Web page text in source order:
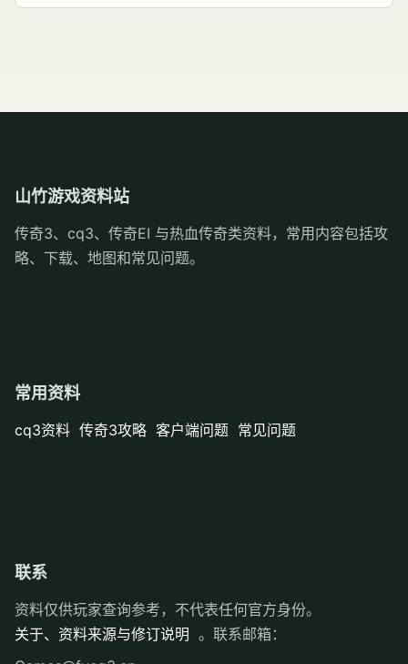
山竹游戏资料站
传奇3、cq3、传奇EI 与热血传奇类资料，常用内容包括攻
略、下载、地图和常见问题。
常用资料
cq3资料 传奇3攻略 客户端问题 常见问题
联系
资料仅供玩家查询参考，不代表任何官方身份。
关于、资料来源与修订说明 。联系邮箱：